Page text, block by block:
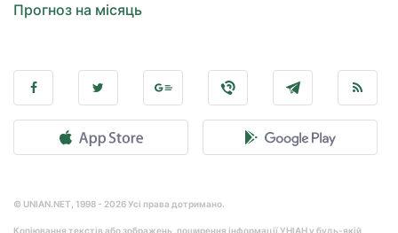
Прогноз на місяць
© UNIAN.NET, 1998 - 2026 Усі права дотримано.
Копіювання текстів або зображень, поширення інформації УНІАН у будь-якій